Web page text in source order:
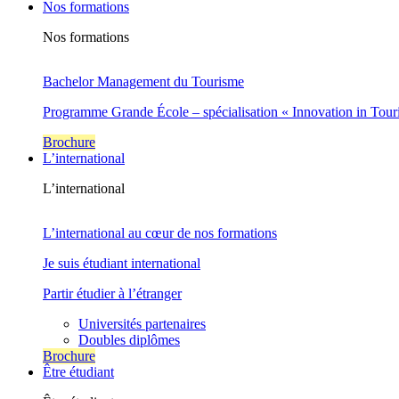
Nos formations
Nos formations
Bachelor Management du Tourisme
Programme Grande École – spécialisation « Innovation in
Brochure
L’international
L’international
L’international au cœur de nos formations
Je suis étudiant international
Partir étudier à l’étranger
Universités partenaires
Doubles diplômes
Brochure
Être étudiant